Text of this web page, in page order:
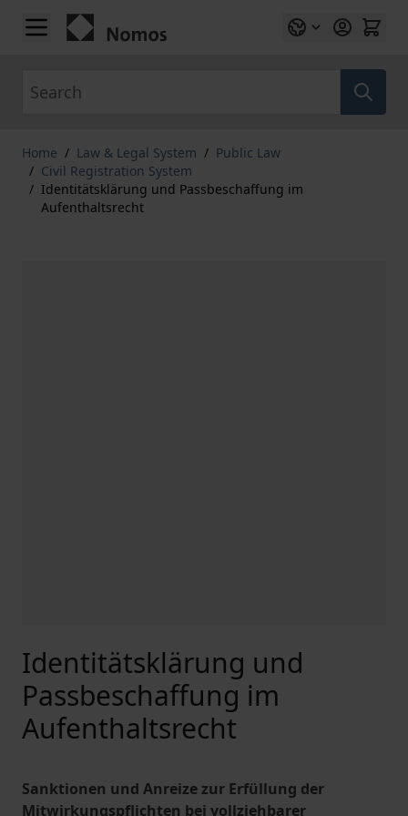
Skip to Content
Home / Law & Legal System / Public Law
/ Civil Registration System
/ Identitätsklärung und Passbeschaffung im
Aufenthaltsrecht
Identitätsklärung und
Passbeschaffung im
Aufenthaltsrecht
Sanktionen und Anreize zur Erfüllung der
Mitwirkungspflichten bei vollziehbarer